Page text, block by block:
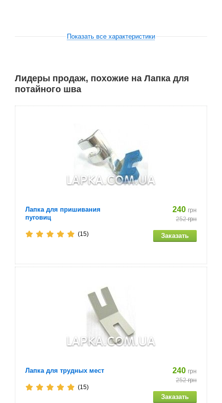
Показать все характеристики
Лидеры продаж, похожие на Лапка для
потайного шва
Лапка для пришивания
пуговиц
240 грн
252грн
(15)
Лапка для трудных мест 240 грн
252грн
(15)